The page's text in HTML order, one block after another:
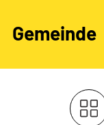
Gemeinde